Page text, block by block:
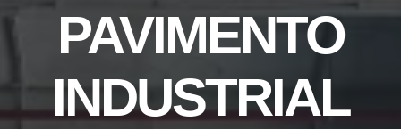
PAVIMENTO
INDUSTRIAL